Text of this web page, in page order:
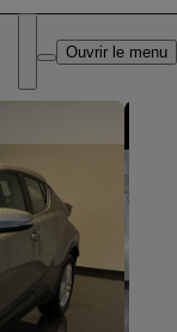
DEALER NAME
Ouvrir le menu